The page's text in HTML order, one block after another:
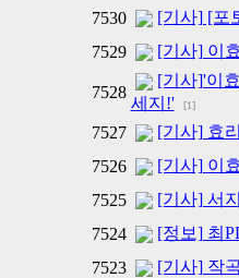
7530 [기사] [포
7529 [기사] 이
7528
[기사]'이
세지!'
[1]
7527 [기사] 효
7526
[기사] 이
7525
[기사] 서
7524
[정보] 최
7523
[기사] 작